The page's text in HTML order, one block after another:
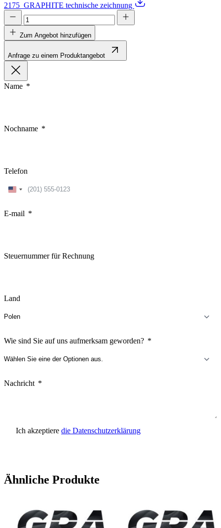
2175_GRAPHITE technische zeichnung
Zum Angebot hinzufügen
Anfrage zu einem Produktangebot
Name
Nochname
Telefon
United
E-mail
Steuernummer für Rechnung
Land
Wie sind Sie auf uns aufmerksam geworden?
Nachricht
Ich akzeptiere die Datenschutzerklärung
Ähnliche Produkte